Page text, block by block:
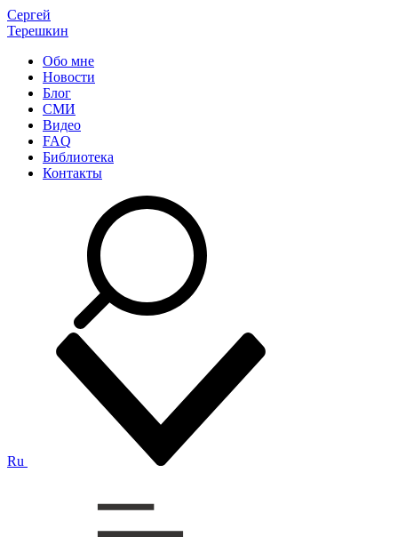
Сергей
Терешкин
Обо мне
Новости
Блог
СМИ
Видео
FAQ
Библиотека
Контакты
Ru